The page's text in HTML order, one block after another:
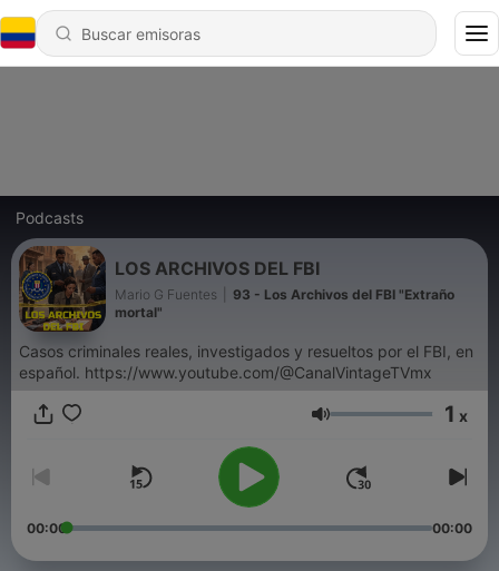
Podcasts
LOS ARCHIVOS DEL FBI
Mario G Fuentes
93 - Los Archivos del FBI "Extraño
mortal"
Casos criminales reales, investigados y resueltos por el FBI, en
español. https://www.youtube.com/@CanalVintageTVmx
Volumen 1 x
00:00 00:00